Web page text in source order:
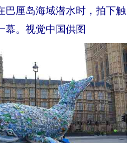
巴厘岛海域潜水时，拍下触
幕。视觉中国供图